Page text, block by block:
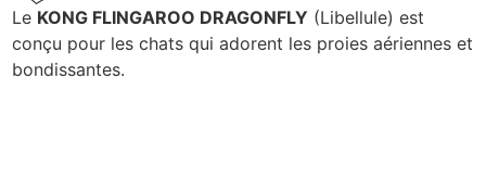
Le KONG FLINGAROO DRAGONFLY (Libellule) est
conçu pour les chats qui adorent les proies aériennes et
bondissantes.